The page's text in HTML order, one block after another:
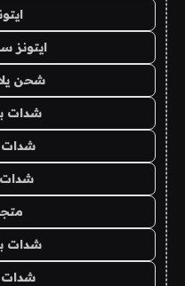
ايتونز
شحن
شدات
شدات
شدات
شدات
شدات